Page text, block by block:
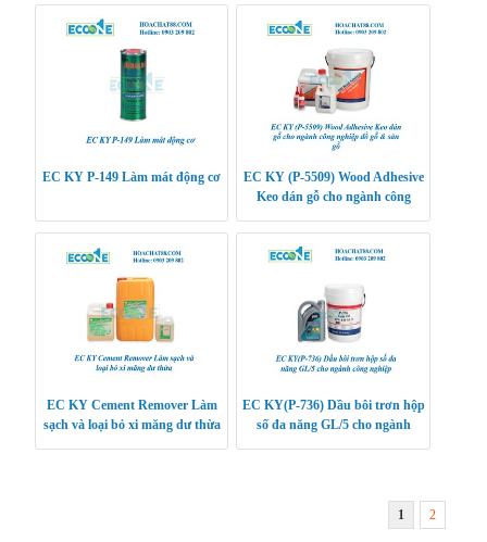
EC KY P-149 Làm mát động cơ
EC KY (P-5509) Wood Adhesive
Keo dán gỗ cho ngành công
EC KY Cement Remover Làm
sạch và loại bỏ xi măng dư thừa
EC KY(P-736) Dầu bôi trơn hộp
số đa năng GL/5 cho ngành
1 2